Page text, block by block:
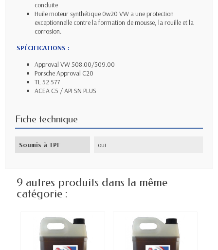
conduite
Huile moteur synthétique 0w20 VW a une protection
exceptionnelle contre la formation de mousse, la rouille et la
corrosion.
SPÉCIFICATIONS :
Approval VW 508.00/509.00
Porsche Approval C20
TL 52 577
ACEA C5 / API SN PLUS
Fiche technique
Soumis à TPF oui
9 autres produits dans la même
catégorie :